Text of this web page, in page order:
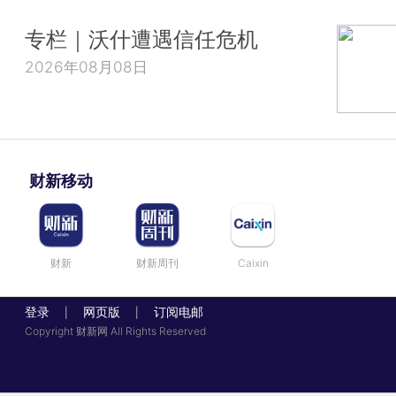
专栏｜沃什遭遇信任危机
2026年08月08日
财新移动
财新 财新周刊 Caixin
登录 网页版 订阅电邮
Copyright 财新网 All Rights Reserved